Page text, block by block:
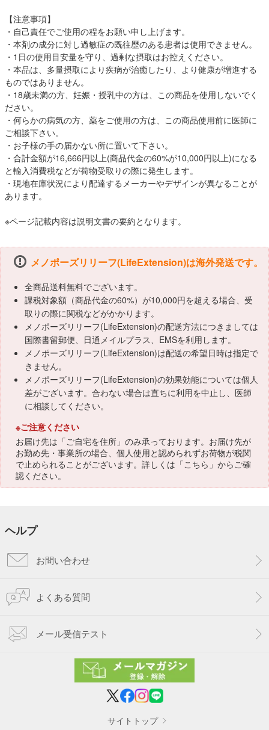
【注意事項】
・自己責任でご使用の程をお願い申し上げます。
・本剤の成分に対し過敏症の既往歴のある患者は使用できません。
・1日の使用目安量を守り、過剰な摂取はお控えください。
・本品は、多量摂取により疾病が治癒したり、より健康が増進する
ものではありません。
・18歳未満の方、妊娠・授乳中の方は、この商品を使用しないでく
ださい。
・何らかの病気の方、薬をご使用の方は、この商品使用前に医師に
ご相談下さい。
・お子様の手の届かない所に置いて下さい。
・合計金額が16,666円以上(商品代金の60%が10,000円以上)になる
と輸入消費税などが荷物受取りの際に発生します。
・現地在庫状況により配達するメーカーやデザインが異なることが
あります。
※ページ記載内容は説明文書の要約となります。
メノポーズリリーフ(LifeExtension)は海外発送です。
全商品送料無料でございます。
課税対象額（商品代金の60%）が10,000円を超える場合、受
取りの際に関税などがかかります。
メノポーズリリーフ(LifeExtension)の配送方法につきましては
国際書留郵便、日通メイルプラス、EMSを利用します。
メノポーズリリーフ(LifeExtension)は配送の希望日時は指定で
きません。
メノポーズリリーフ(LifeExtension)の効果効能については個人
差がございます。合わない場合は直ちに利用を中止し、医師
に相談してください。
※ご注意ください
お届け先は「ご自宅を住所」のみ承っております。お届け先が
お勤め先・事業所の場合、個人使用と認められずお荷物が税関
で止められることがございます。詳しくは「こちら 」からご確
認ください。
ヘルプ
お問い合わせ
よくある質問
メール受信テスト
サイトトップ